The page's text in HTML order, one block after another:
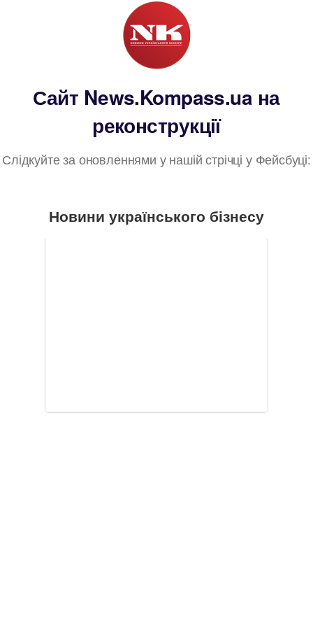
Сайт News.Kompass.ua на
реконструкції
Слідкуйте за оновленнями у нашій стрічці у Фейсбуці:
Новини українського бізнесу